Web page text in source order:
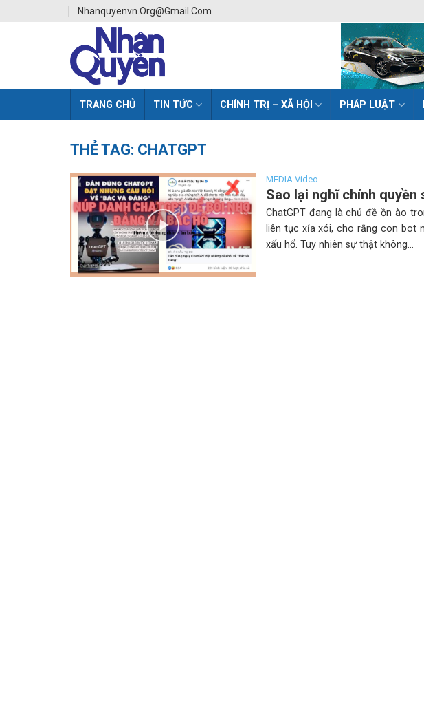
Nhanquyenvn.org@gmail.com
TRANG CHỦ TIN TỨC CHÍNH TRỊ – XÃ HỘI PHÁP LUẬT
THẺ TAG: CHATGPT
MEDIA Video
Sao lại nghĩ chính quyền
ChatGPT đang là chủ đề ồn ào
liên tục xỉa xói, cho rằng con bot
xấu hổ. Tuy nhiên sự thật không...